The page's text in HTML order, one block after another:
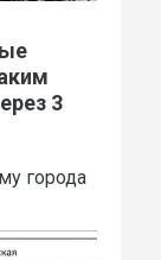
3
города